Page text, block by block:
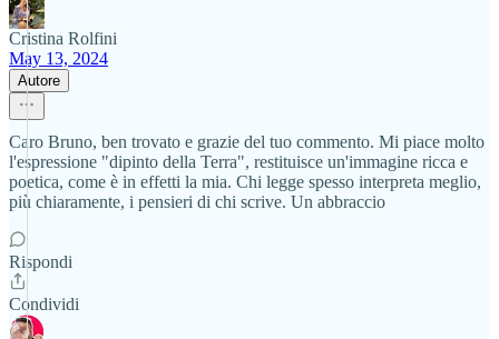
Cristina Rolfini
May 13, 2024
Autore
Caro Bruno, ben trovato e grazie del tuo commento. Mi piace molto
l'espressione "dipinto della Terra", restituisce un'immagine ricca e
poetica, come è in effetti la mia. Chi legge spesso interpreta meglio,
più chiaramente, i pensieri di chi scrive. Un abbraccio
Rispondi
Condividi